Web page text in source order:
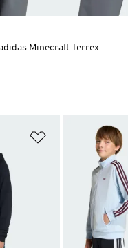
Añadir a la lista
Minecraft Terrex